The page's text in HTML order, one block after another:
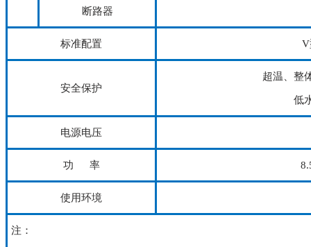
断路器
标准配置 V
安全保护
超温、整
低
电源电压
功 率
使用环境
注：